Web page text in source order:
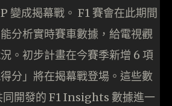
變成揭幕戰。 F1 賽會在此期間
分析實時賽車數據，給電視觀
。初步計畫在今賽季新增 6 項
分」將在揭幕戰登場。這些數
同開發的 F1 Insights 數據進一